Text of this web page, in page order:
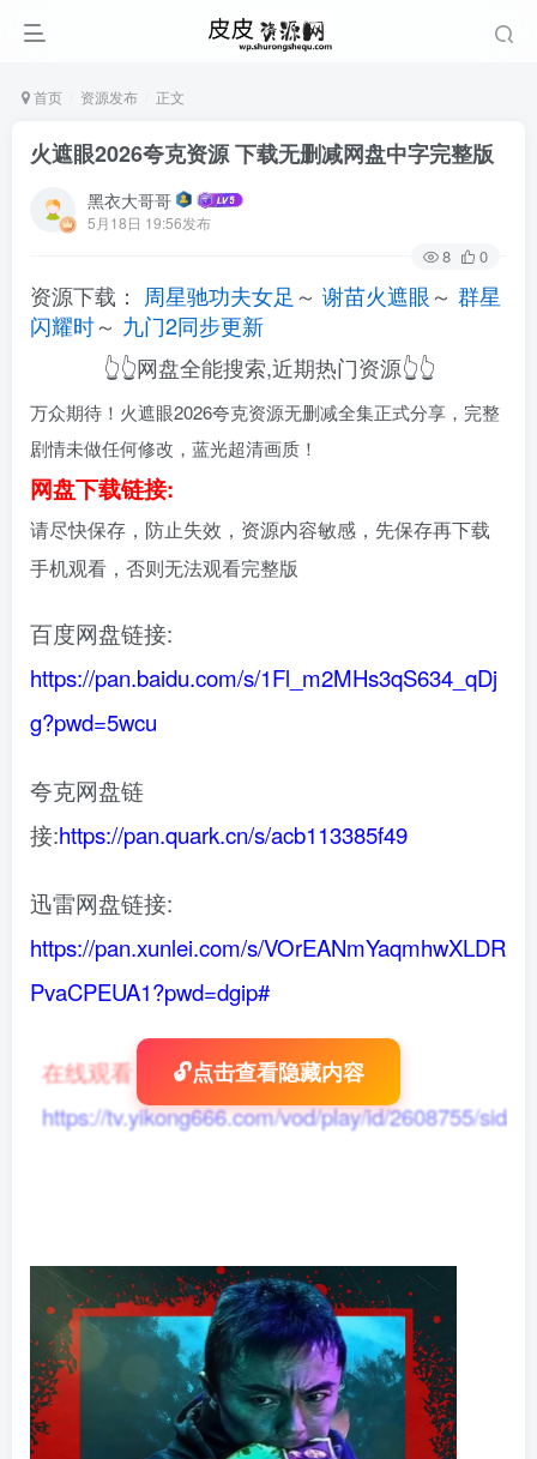
首页 资源发布 正文
火遮眼2026夸克资源 下载无删减网盘中字完整版
黑衣大哥哥
5月18日 19:56发布
8 0
资源下载： 周星驰功夫女足 ～ 谢苗火遮眼～ 群星
闪耀时～ 九门2同步更新
👆👆网盘全能搜索,近期热门资源👆👆
万众期待！火遮眼2026夸克资源无删减全集正式分享，完整
剧情未做任何修改，蓝光超清画质！
网盘下载链接:
请尽快保存，防止失效，资源内容敏感，先保存再下载
手机观看，否则无法观看完整版
百度网盘链接:
https://pan.baidu.com/s/1Fl_m2MHs3qS634_qDj
g?pwd=5wcu
夸克网盘链
接:https://pan.quark.cn/s/acb113385f49
迅雷网盘链接:
https://pan.xunlei.com/s/VOrEANmYaqmhwXLDR
PvaCPEUA1?pwd=dgip#
在线观看
https://tv.yikong666.com/vod/play/id/2608755/sid/